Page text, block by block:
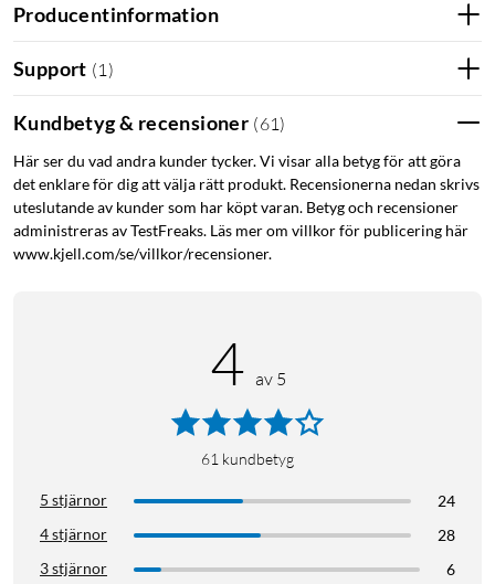
Provperiod Fitbit premium
6 månader Fitbit Premium ingår vid köp av Fitbit Charge 6.
Den kostnadsfria provperioden kan endast aktiveras
tillsammans med enheten. En giltig betalningsmetod krävs.
Provperioden måste aktiveras inom 60 dagar efter att
enheten aktiverats. Endast för nya Premium-användare. Läs
mer om Fitbit Premium här:
När du har koll på din puls under träningspasset kan du se om
du är i zonerna fettförbränning, kondition eller peak så att du
vet hur hårt du jobbar. Ju mer du kan pressa dig (inom rimliga
gränser) desto större blir fördelarna för ditt hjärta.
Producentinformation
Support (1 )
Kundbetyg & recensioner (61 )
Här ser du vad andra kunder tycker. Vi visar alla betyg för att göra
det enklare för dig att välja rätt produkt. Recensionerna nedan skrivs
uteslutande av kunder som har köpt varan. Betyg och recensioner
administreras av TestFreaks. Läs mer om villkor för publicering här
www.kjell.com/se/villkor/recensioner.
4 av 5
61 kundbetyg
5 stjärnor
24
4 stjärnor
28
3 stjärnor
6